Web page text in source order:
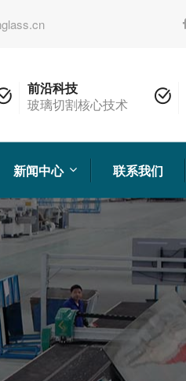
前沿科技
玻璃切割核心技术
新闻中心 联系我们